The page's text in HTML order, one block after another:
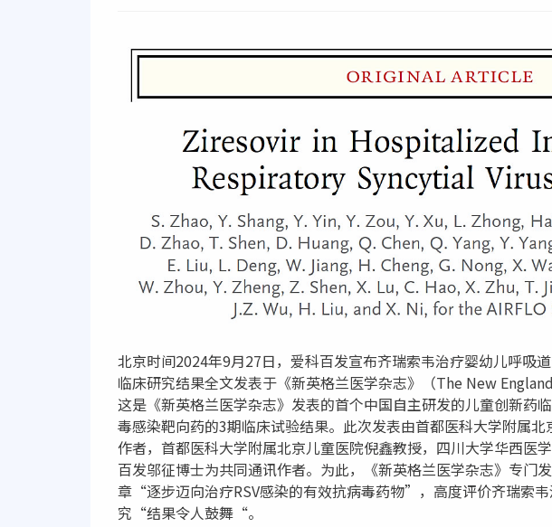
北京时间2024年9月27日，爱科百发宣布齐瑞索韦治疗婴幼儿呼吸
临床研究结果全文发表于《新英格兰医学杂志》（The New
这是《新英格兰医学杂志》发表的首个中国自主研发的儿童创新药
毒感染靶向药的3期临床试验结果。此次发表由首都医科大学附属
作者，首都医科大学附属北京儿童医院倪鑫教授，四川大学华西医
百发邬征博士为共同通讯作者。为此，《新英格兰医学杂志》专门
章“逐步迈向治疗RSV感染的有效抗病毒药物”，高度评价齐瑞索
究“结果令人鼓舞“。